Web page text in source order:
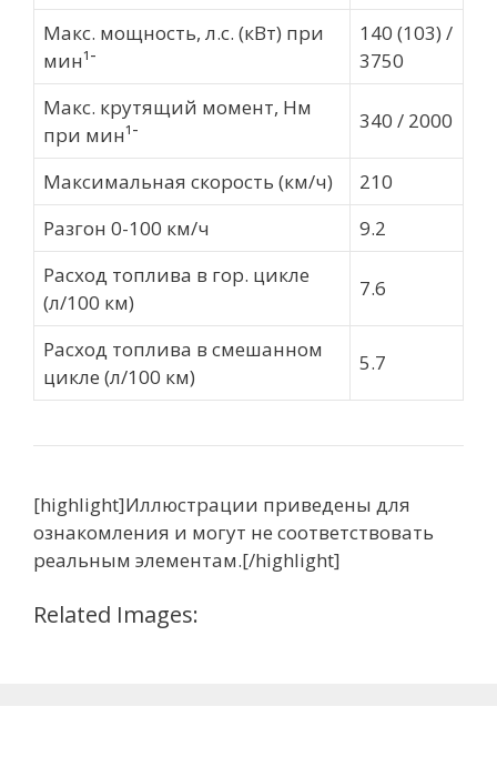
Макс. мощность, л.с. (кВт) при
мин־¹
140 (103) /
3750
Макс. крутящий момент, Нм
при мин¹־
340 / 2000
Максимальная скорость (км/ч)
210
Разгон 0-100 км/ч
9.2
Расход топлива в гор. цикле
(л/100 км)
7.6
Расход топлива в смешанном
цикле (л/100 км)
5.7
[highlight]Иллюстрации приведены для
ознакомления и могут не соответствовать
реальным элементам.[/highlight]
Related Images: